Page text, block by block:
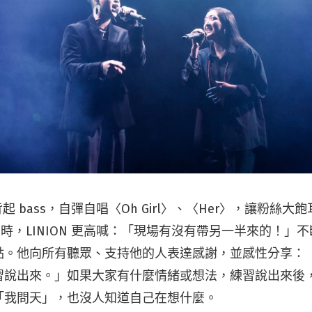
bass，自彈自唱〈Oh Girl〉、〈Her〉，讓粉絲大飽
，LINION 更高喊：「現場有沒有帶另一半來的！」
他向所有聽眾、支持他的人表達感謝，並感性分享：
出來。」如果大家有什麼情緒或想法，練習說出來後
問天」，也沒人知道自己在想什麼。